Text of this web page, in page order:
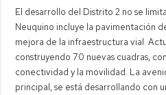
El desarrollo del Distrito 2 no se
Neuquino incluye la pavimentación
mejora de la infraestructura vial.
construyendo 70 nuevas cuadras,
conectividad y la movilidad. La
principal, se está desarrollando con